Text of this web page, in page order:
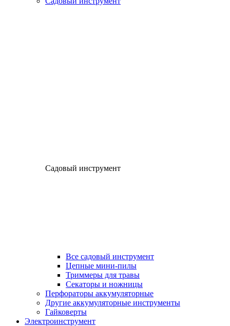
Садовый инструмент
Все садовый инструмент
Цепные мини-пилы
Триммеры для травы
Секаторы и ножницы
Перфораторы аккумуляторные
Другие аккумуляторные инструменты
Гайковерты
Электроинструмент